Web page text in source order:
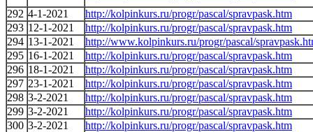
292 4-1-2021
http://kolpinkurs.ru/progr/pascal/spravpask.htm
293 12-1-2021
http://kolpinkurs.ru/progr/pascal/spravpask.htm
294 13-1-2021
http://www.kolpinkurs.ru/progr/pascal/
295 16-1-2021
http://kolpinkurs.ru/progr/pascal/spravpask.htm
296 18-1-2021
http://kolpinkurs.ru/progr/pascal/spravpask.htm
297 23-1-2021
http://kolpinkurs.ru/progr/pascal/spravpask.htm
298 3-2-2021
http://kolpinkurs.ru/progr/pascal/spravpask.htm
299 3-2-2021
http://kolpinkurs.ru/progr/pascal/spravpask.htm
300 3-2-2021 http://kolpinkurs.ru/progr/pascal/spravpask.htm